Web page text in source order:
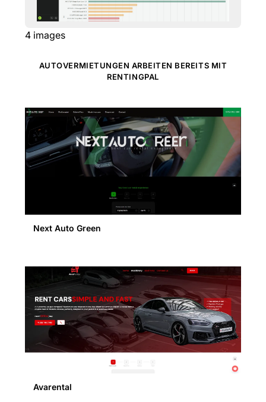
4 images
AUTOVERMIETUNGEN ARBEITEN BEREITS MIT
RENTINGPAL
Next Auto Green
Avarental